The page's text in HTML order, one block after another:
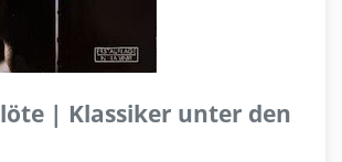
| Klassiker unter den